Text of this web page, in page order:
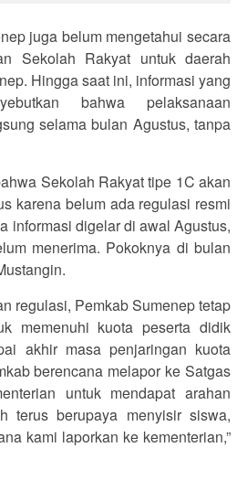
juga belum mengetahui secara
Sekolah Rakyat untuk daerah
Hingga saat ini, informasi yang
bahwa pelaksanaan
selama bulan Agustus, tanpa
Sekolah Rakyat tipe 1C akan
karena belum ada regulasi resmi
informasi digelar di awal Agustus,
menerima. Pokoknya di bulan
regulasi, Pemkab Sumenep tetap
memenuhi kuota peserta didik
akhir masa penjaringan kuota
berencana melapor ke Satgas
untuk mendapat arahan
terus berupaya menyisir siswa,
kami laporkan ke kementerian,”